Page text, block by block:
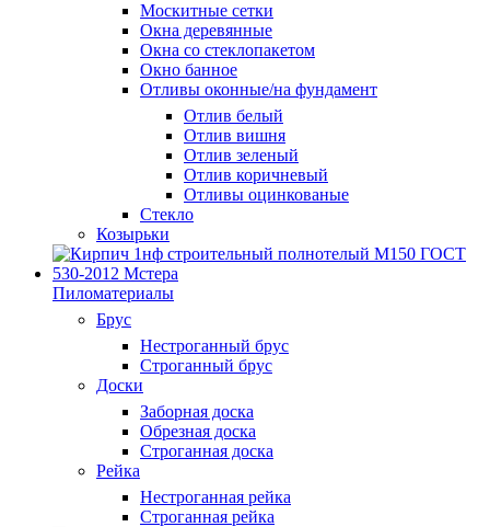
Москитные сетки
Окна деревянные
Окна со стеклопакетом
Окно банное
Отливы оконные/на фундамент
Отлив белый
Отлив вишня
Отлив зеленый
Отлив коричневый
Отливы оцинкованые
Стекло
Козырьки
Пиломатериалы
Брус
Нестроганный брус
Строганный брус
Доски
Заборная доска
Обрезная доска
Строганная доска
Рейка
Нестроганная рейка
Строганная рейка